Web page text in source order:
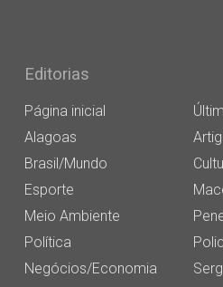
Editorias
Página inicial
Alagoas
Brasil/Mundo
Esporte
Meio Ambiente
Política
Negócios/Economia